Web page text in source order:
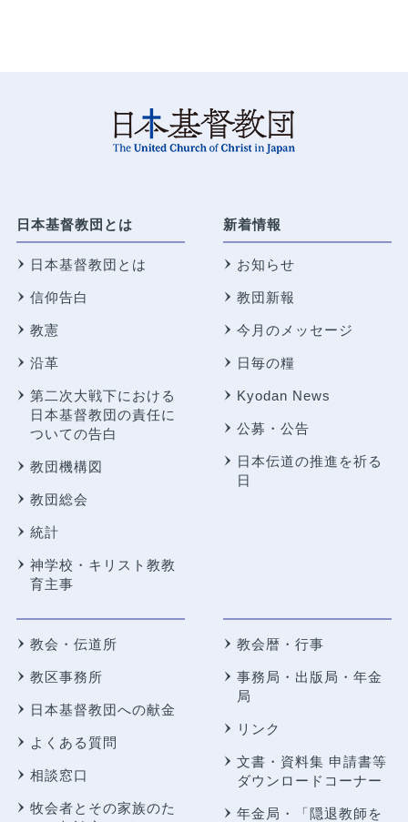
日本基督教団とは
日本基督教団とは
信仰告白
教憲
沿革
第二次大戦下における
日本基督教団の責任に
ついての告白
教団機構図
教団総会
統計
神学校・キリスト教教
育主事
新着情報
お知らせ
教団新報
今月のメッセージ
日毎の糧
Kyodan News
公募・公告
日本伝道の推進を祈る
日
教会・伝道所
教区事務所
日本基督教団への献金
よくある質問
相談窓口
牧会者とその家族のた
教会暦・行事
事務局・出版局・年金
局
リンク
文書・資料集 申請書等
ダウンロードコーナー
年金局・ 「隠退教師を